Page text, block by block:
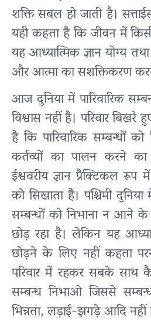
शक्ति सबल हो जाती है।
यही कहता है कि जीवन में
यह आध्यात्मिक ज्ञान योग्य
और आत्मा का सशक्तिकरण
आज दुनिया में पारिवारिक
विश्वास नहीं है। परिवार
है कि पारिवारिक सम्बन्धों को
कर्तव्यों का पालन करने
ईश्ववरीय ज्ञान प्रैक्टिकल रूप
को सिखाता है। पश्चिमी
सम्बन्धों को निभाना न आने
छोड़ रहा है। लेकिन यह
छोड़ने के लिए नहीं कहता
परिवार में रहकर सबके साथ
सम्बन्ध निभाओ जिससे
भिन्नता, लड़ाई-झगड़े आदि नहीं